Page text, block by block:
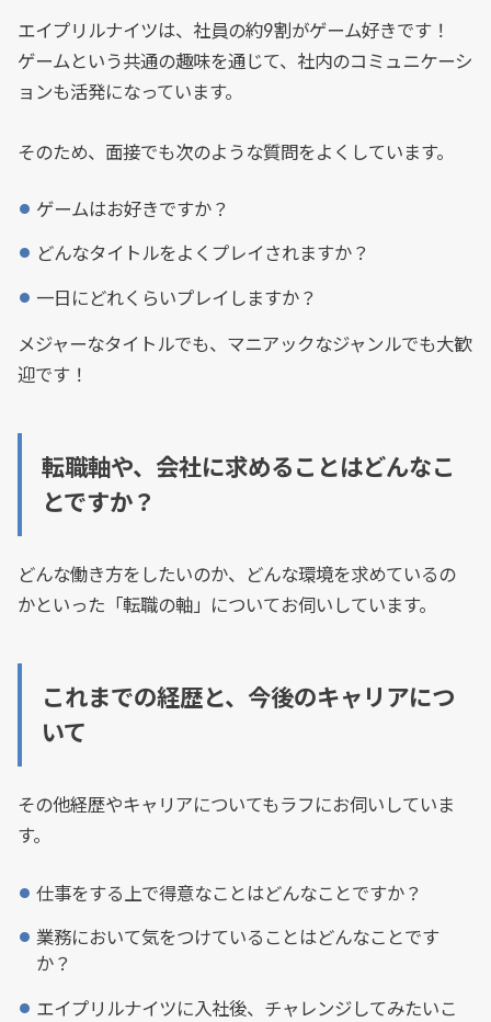
エイプリルナイツは、社員の約9割がゲーム好きです！
ゲームという共通の趣味を通じて、社内のコミュニケーシ
ョンも活発になっています。
そのため、面接でも次のような質問をよくしています。
ゲームはお好きですか？
どんなタイトルをよくプレイされますか？
一日にどれくらいプレイしますか？
メジャーなタイトルでも、マニアックなジャンルでも大歓
迎です！
転職軸や、会社に求めることはどんなこ
とですか？
どんな働き方をしたいのか、どんな環境を求めているの
かといった「転職の軸」についてお伺いしています。
これまでの経歴と、今後のキャリアにつ
いて
その他経歴やキャリアについてもラフにお伺いしていま
す。
仕事をする上で得意なことはどんなことですか？
業務において気をつけていることはどんなことです
か？
エイプリルナイツに入社後、チャレンジしてみたいこ